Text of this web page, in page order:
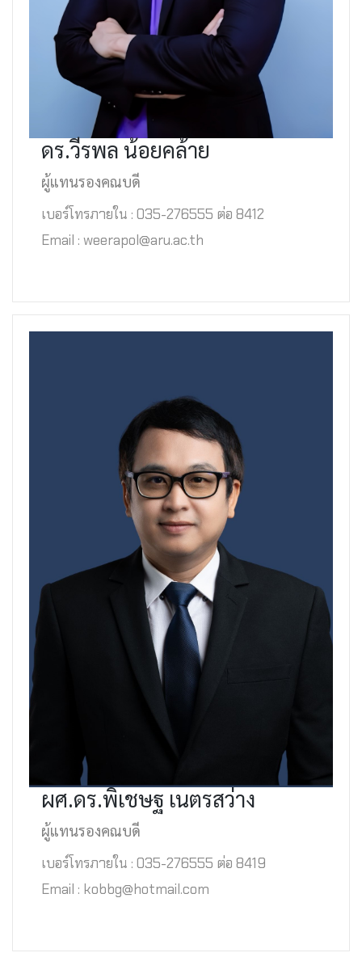
ดร.วีรพล น้อยคล้าย
ผู้แทนรองคณบดี
เบอร์โทรภายใน : 035-276555 ต่อ 8412
Email : weerapol@aru.ac.th
ผศ.ดร.พิเชษฐ เนตรสว่าง
ผู้แทนรองคณบดี
เบอร์โทรภายใน : 035-276555 ต่อ 8419
Email : kobbg@hotmail.com